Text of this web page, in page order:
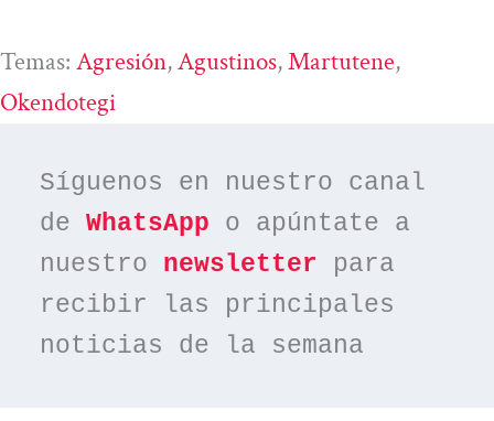
Temas: Agresión, Agustinos, Martutene
Okendotegi
Síguenos en nuestro canal
de WhatsApp o apúntate a
nuestro newsletter para
recibir las principales
noticias de la semana